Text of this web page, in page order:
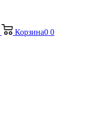
Корзина0 0